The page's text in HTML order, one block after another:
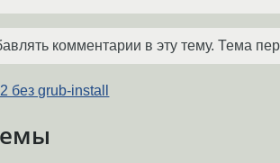
комментарии в эту тему. Тема
без grub-install